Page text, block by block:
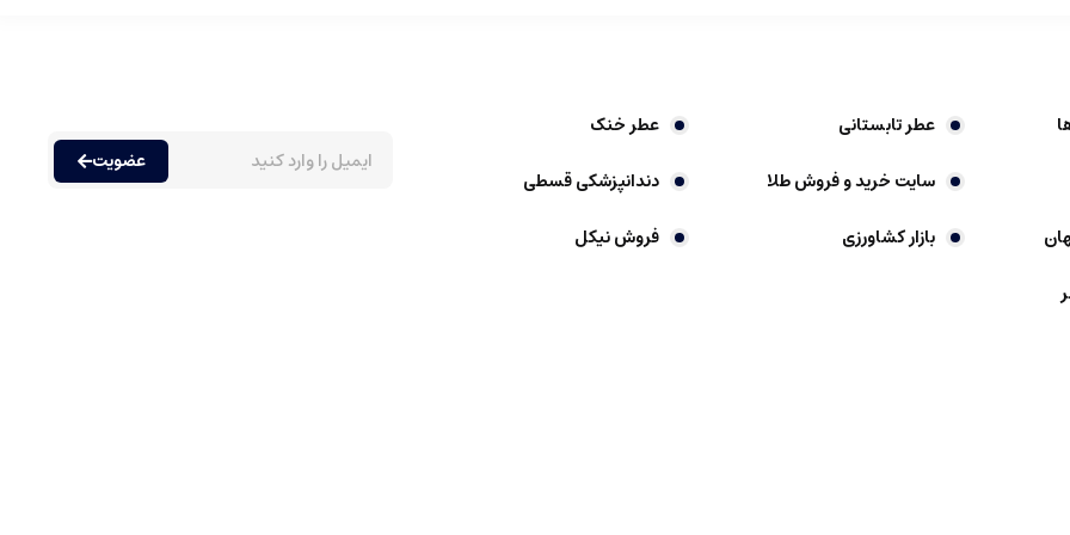
عطر تابستانی
عطر خنک
سایت خرید و فروش طلا
دندانپزشکی قسطی
بازار کشاورزی
فروش نیکل
عضویت